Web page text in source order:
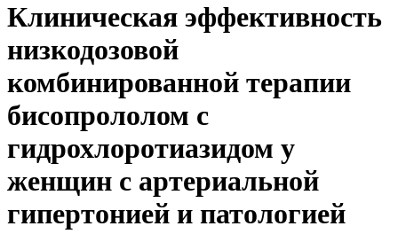
Клиническая эффективность
низкодозовой
комбинированной терапии
бисопрололом с
гидрохлоротиазидом у
женщин с артериальной
гипертонией и патологией